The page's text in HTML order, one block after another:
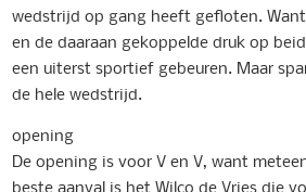
wedstrijd op gang heeft gefloten.
en de daaraan gekoppelde druk op
een uiterst sportief gebeuren. Maar
de hele wedstrijd.
opening
De opening is voor V en V, want
beste aanval is het Wilco de Vries die